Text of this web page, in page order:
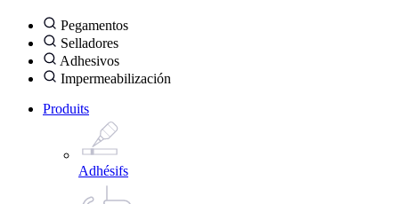
Pegamentos
Selladores
Adhesivos
Impermeabilización
Produits
Adhésifs